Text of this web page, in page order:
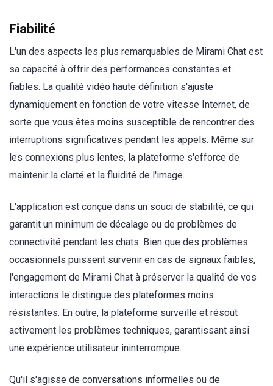
Fiabilité
L'un des aspects les plus remarquables de Mirami Chat est
sa capacité à offrir des performances constantes et
fiables. La qualité vidéo haute définition s'ajuste
dynamiquement en fonction de votre vitesse Internet, de
sorte que vous êtes moins susceptible de rencontrer des
interruptions significatives pendant les appels. Même sur
les connexions plus lentes, la plateforme s'efforce de
maintenir la clarté et la fluidité de l'image.
L'application est conçue dans un souci de stabilité, ce qui
garantit un minimum de décalage ou de problèmes de
connectivité pendant les chats. Bien que des problèmes
occasionnels puissent survenir en cas de signaux faibles,
l'engagement de Mirami Chat à préserver la qualité de vos
interactions le distingue des plateformes moins
résistantes. En outre, la plateforme surveille et résout
activement les problèmes techniques, garantissant ainsi
une expérience utilisateur ininterrompue.
Qu'il s'agisse de conversations informelles ou de